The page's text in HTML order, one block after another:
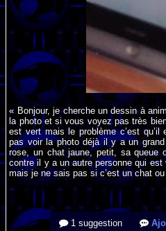
« Bonjour, je cherche un dessin à
la photo et si vous voyez pas très
est vert mais le problème c’est
pas voir la photo déjà il y a un
rose, un chat jaune, petit, sa queue
contre il y a un autre personne qui
mais je ne sais pas si c’est un chat
1 suggestion